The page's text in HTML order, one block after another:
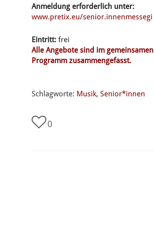
Anmeldung erforderlich unter:
www.pretix.eu/senior.innenmessegi
Eintritt: frei
Alle Angebote sind im gemeinsamen
Programm zusammengefasst.
Schlagworte: Musik, Senior*innen
0